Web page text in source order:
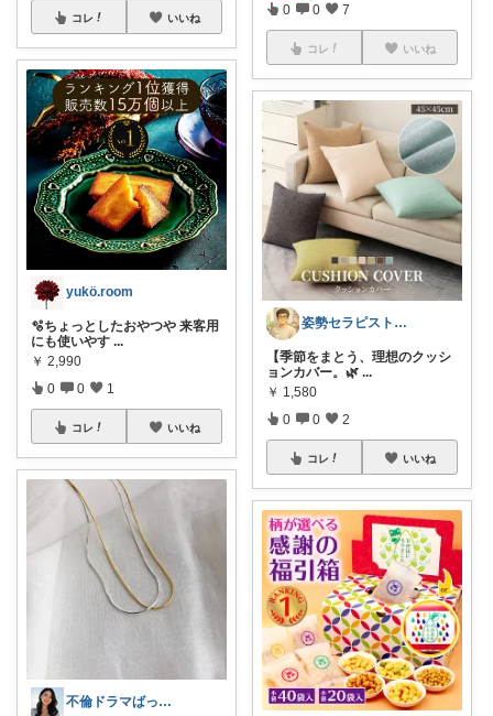
コレ いいね
yukö.room
🫧ちょっとしたおやつや 来客用
にも使いやす ...
￥ 2,990
0 0 1
コレ いいね
不倫ドラマばっかり見てる不満爆発ママ☺
0 0 7
コレ いいね
姿勢セラピスト｜カズ
【季節をまとう、理想のクッシ
ョンカバー。🌿 ...
￥ 1,580
0 0 2
コレ いいね